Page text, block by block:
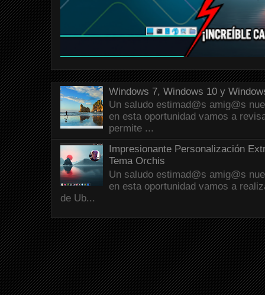
Windows 7, Windows 10 y
Un saludo estimad@s amig@s
en esta oportunidad vamos a
permite ...
Impresionante Personalización
Tema Orchis
Un saludo estimad@s amig@s
en esta oportunidad vamos a
de Ub...